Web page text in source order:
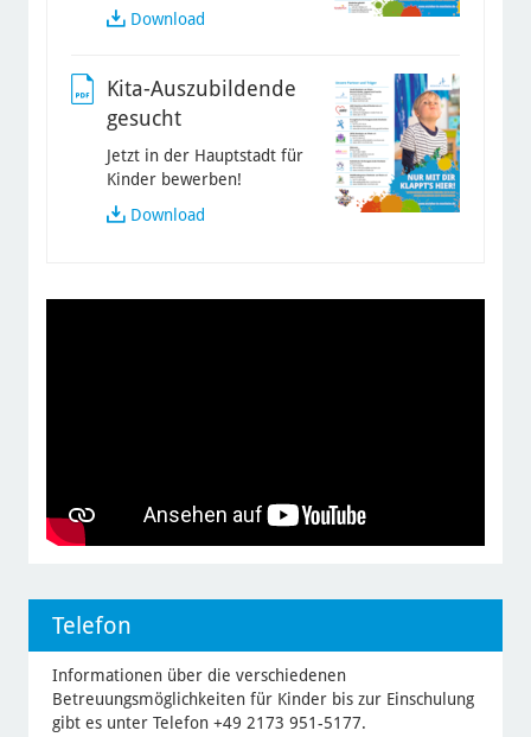
Download
Kita-Auszubildende
gesucht
Jetzt in der Hauptstadt für
Kinder bewerben!
Download
Telefon
Informationen über die verschiedenen
Betreuungsmöglichkeiten für Kinder bis zur Einschulung
gibt es unter Telefon +49 2173 951-5177.